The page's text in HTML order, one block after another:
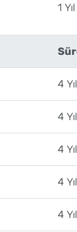
1 Yıl
4 Yıl
4 Yıl
4 Yıl
4 Yıl
4 Yıl